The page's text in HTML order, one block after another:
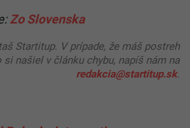
Zo Slovenska
Startitup. V prípade, že máš postreh
si našiel v článku chybu, napíš nám na
redakcia@startitup.sk.